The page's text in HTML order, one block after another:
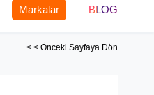
Markalar BLOG
< < Önceki Sayfaya Dön